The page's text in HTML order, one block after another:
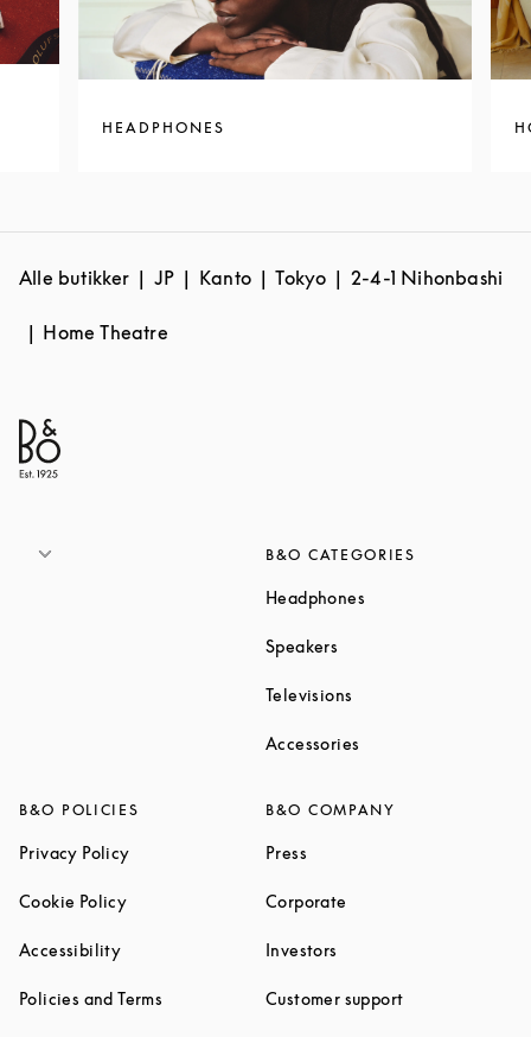
HEADPHONES
Alle butikker JP Kanto Tokyo 2-4-1 Nihonbashi
Home Theatre
B&O CATEGORIES
Headphones
Speakers
Televisions
Accessories
B&O POLICIES
Privacy PolicyLink Opens in New Tab
Cookie PolicyLink Opens in New Tab
AccessibilityLink Opens in New Tab
Policies and Terms Link Opens in New Tab
B&O COMPANY
Press
Corporate
Investors
Customer supportLink Opens in